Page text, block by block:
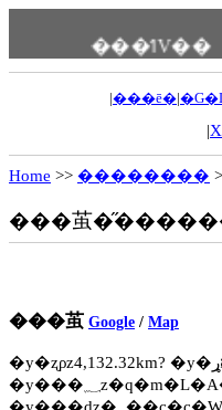
���ߗV��
|���ē�|
|
Home >> ��������
���茧
���茧 Google / Map
�y���؁z�q�m�L�A�c�o�L